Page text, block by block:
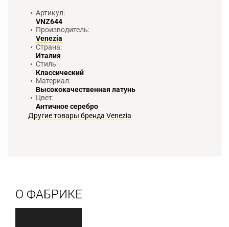
Артикул:
VNZ644
Производитель:
Venezia
Страна:
Италия
Стиль:
Классический
Материал:
Высококачественная латунь
Цвет:
Античное серебро
Другие товары бренда Venezia
О ФАБРИКЕ